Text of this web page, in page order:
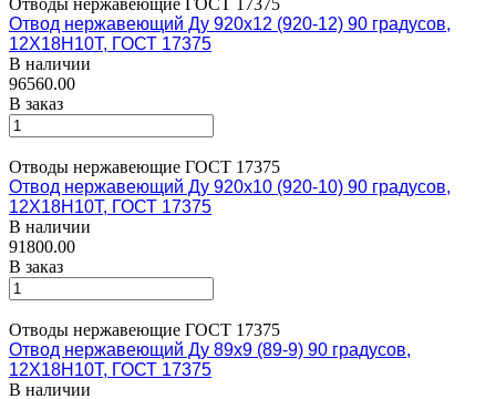
Отвод нержавеющий Ду 920х12 (920-12) 90 градусов,
12Х18Н10Т, ГОСТ 17375
В наличии
96560.00
В заказ
Отводы нержавеющие ГОСТ 17375
Отвод нержавеющий Ду 920х10 (920-10) 90 градусов,
12Х18Н10Т, ГОСТ 17375
В наличии
91800.00
В заказ
Отводы нержавеющие ГОСТ 17375
Отвод нержавеющий Ду 89х9 (89-9) 90 градусов,
12Х18Н10Т, ГОСТ 17375
В наличии